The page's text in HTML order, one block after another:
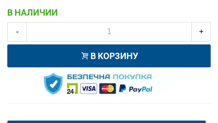
В НАЛИЧИИ
- +
В КОРЗИНУ